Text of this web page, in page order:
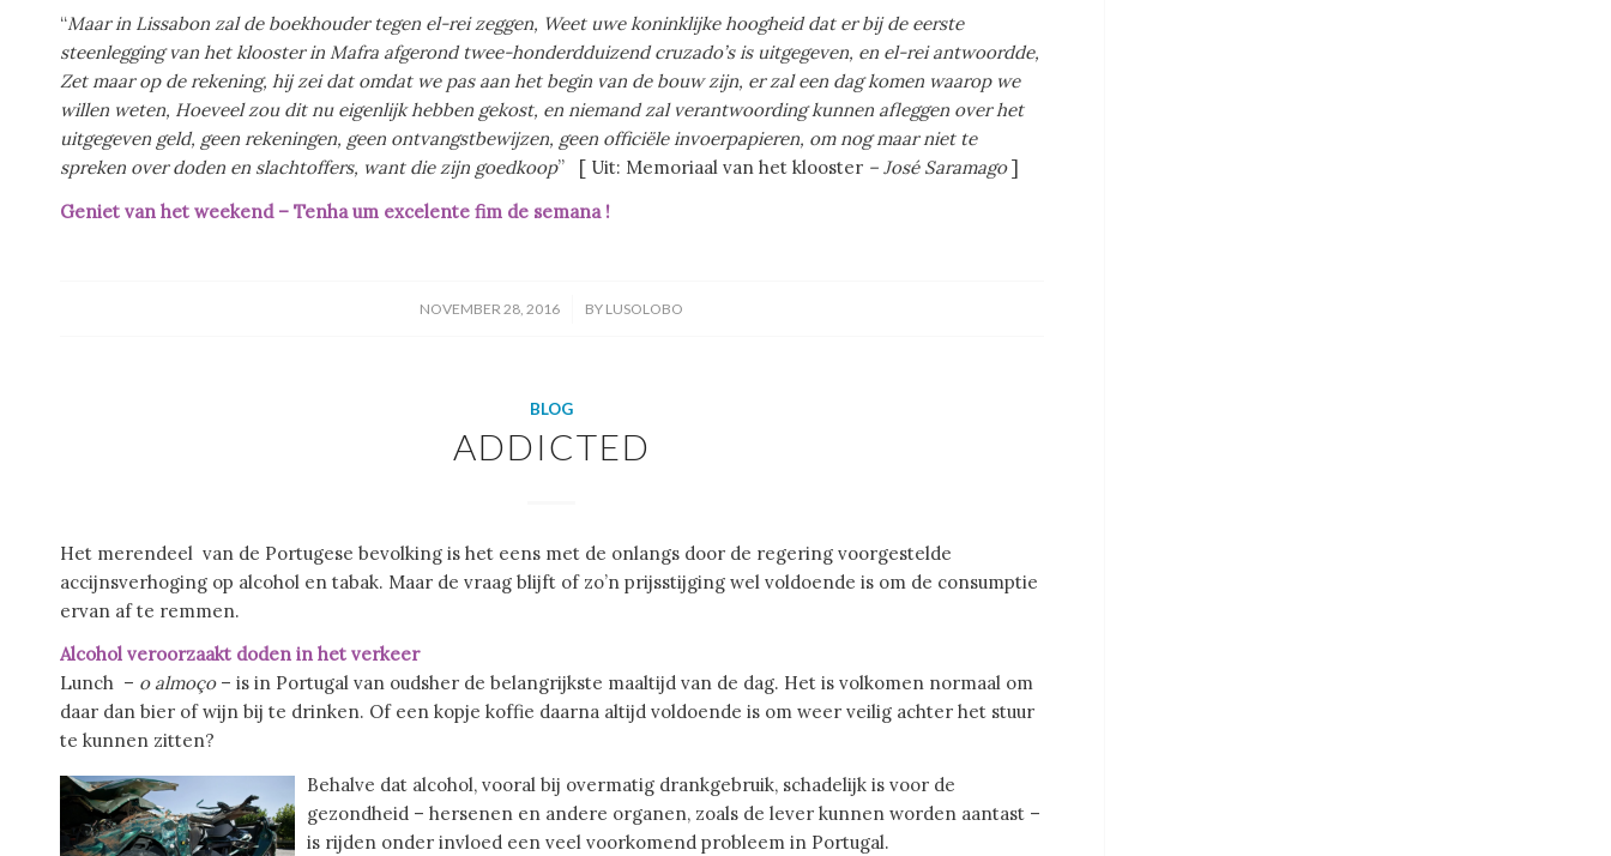
“Maar in Lissabon zal de boekhouder tegen el-rei zeggen, Weet uwe koninklijke hoogheid dat er bij de eerste
steenlegging van het klooster in Mafra afgerond twee-honderdduizend cruzado’s is uitgegeven, en el-rei antwoordde,
Zet maar op de rekening, hij zei dat omdat we pas aan het begin van de bouw zijn, er zal een dag komen waarop we
willen weten, Hoeveel zou dit nu eigenlijk hebben gekost, en niemand zal verantwoording kunnen afleggen over het
uitgegeven geld, geen rekeningen, geen ontvangstbewijzen, geen officiële invoerpapieren, om nog maarniet te
spreken over doden en slachtoffers, want die zijn goedkoop” [ Uit: Memoriaal van het klooster – José Saramago]
Geniet van het weekend – Tenha um excelente fim de semana !
NOVEMBER 28, 2016
/ BY LUSOLOBO
BLOG
ADDICTED
Het merendeel van de Portugese bevolking is het eens met de onlangs door de regering voorgestelde
accijnsverhoging op alcohol en tabak. Maar de vraag blijft of zo’n prijsstijging wel voldoende is om de consumptie
ervan af te remmen.
Alcohol veroorzaakt doden in het verkeer
Lunch – o almoço– is in Portugal van oudsher de belangrijkste maaltijd van de dag. Het is volkomen normaal om
daar dan bier of wijn bij te drinken. Of een kopje koffie daarna altijd voldoende is om weer veilig achter het stuur
te kunnen zitten?
Behalve dat alcohol, vooral bij overmatig drankgebruik, schadelijk is voor de
gezondheid – hersenen en andere organen, zoals de lever kunnen worden aantast –
is rijden onder invloed een veel voorkomend probleem in Portugal.